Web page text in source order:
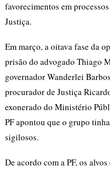
favorecimentos em
Justiça.
Em março, a oitava fase da
prisão do advogado Thiago
governador Wanderlei
procurador de Justiça
exonerado do Ministério
PF apontou que o grupo
sigilosos.
De acordo com a PF, os